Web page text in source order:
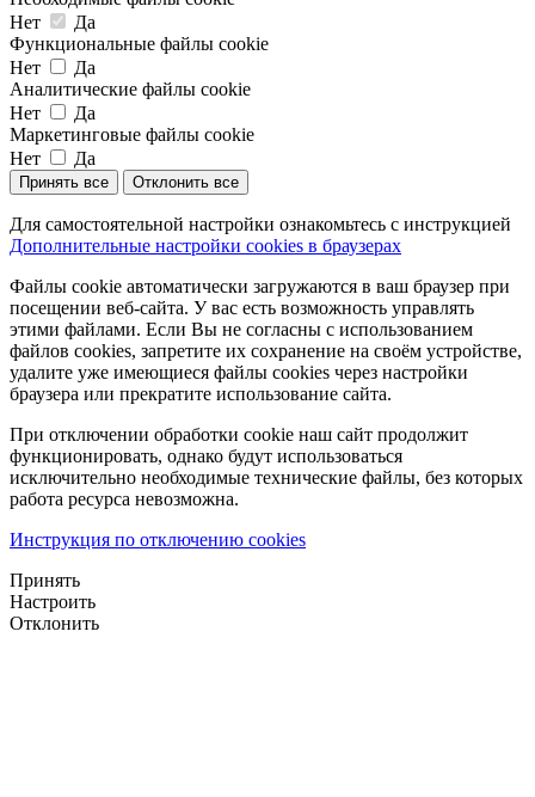
Нет
Да
Функциональные файлы cookie
Нет
Да
Аналитические файлы cookie
Нет
Да
Маркетинговые файлы cookie
Нет
Да
Принять все Отклонить все
Для самостоятельной настройки ознакомьтесь с инструкцией
Дополнительные настройки cookies в браузерах
Файлы cookie автоматически загружаются в ваш браузер при
посещении веб-сайта. У вас есть возможность управлять
этими файлами. Если Вы не согласны с использованием
файлов cookies, запретите их сохранение на своём устройстве,
удалите уже имеющиеся файлы cookies через настройки
браузера или прекратите использование сайта.
При отключении обработки cookie наш сайт продолжит
функционировать, однако будут использоваться
исключительно необходимые технические файлы, без которых
работа ресурса невозможна.
Инструкция по отключению cookies
Принять
Настроить
Отклонить